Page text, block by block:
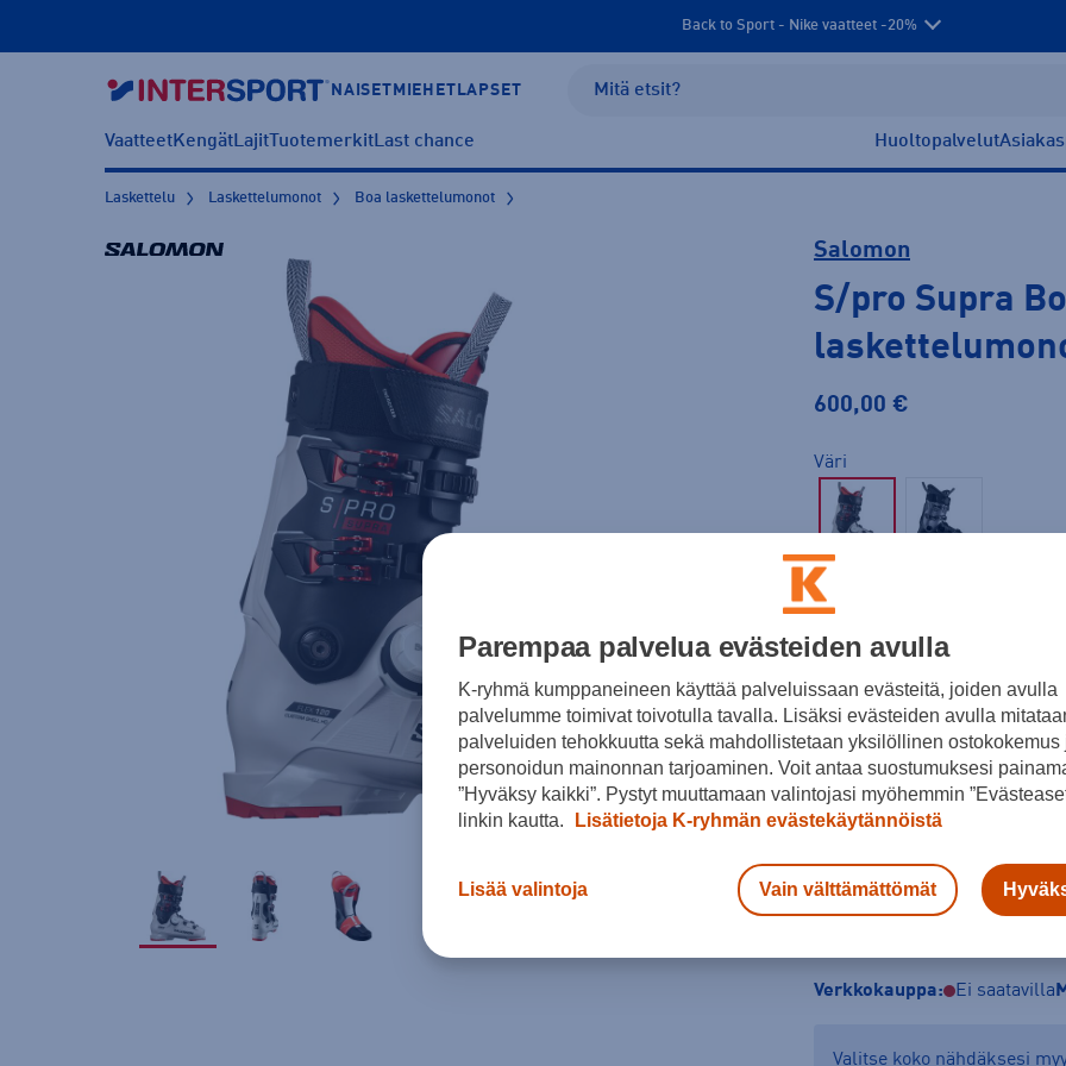
Back to Sport - Nike vaatteet -20%
NAISET MIEHET LAPSET
VaatteetKengätLajitTuotemerkitLast chance Huoltopalvelut
Laskettelu Laskettelumonot Boa laskettelumonot
Salomon
S/pro Supra
600,00 €
Väri
24.5 (24,5) 26.5 (26,5)
Laskettelumonojen
Tarkista saatavuus ja
Verkkokauppa: Ei saatavilla
Valitse koko nähdäksesi
Parempaa palvelua evästeiden avulla
K-ryhmä kumppaneineen käyttää palveluissaan evästeitä, joiden avulla
palvelumme toimivat toivotulla tavalla. Lisäksi evästeiden avulla
palveluiden tehokkuutta sekä mahdollistetaan yksilöllinen ostokokemus
personoidun mainonnan tarjoaminen. Voit antaa suostumuksesi
”Hyväksy kaikki”. Pystyt muuttamaan valintojasi myöhemmin
linkin kautta.
Lisätietoja K-ryhmän evästekäytännöistä
Lisää valintoja Vain välttämättömät